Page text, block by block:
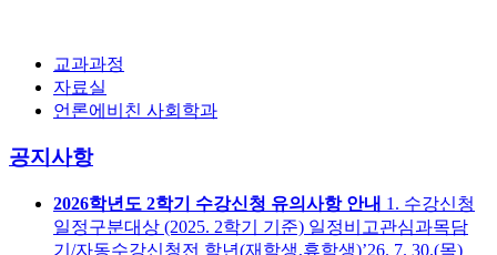
교과과정
자료실
언론에비친 사회학과
공지사항
2026학년도 2학기 수강신청 유의사항 안내 1. 수강신청
일정구분대상 (2025. 2학기 기준) 일정비고관심과목담
기/자동수강신청전 학년(재학생,휴학생)’26. 7. 30.(목)